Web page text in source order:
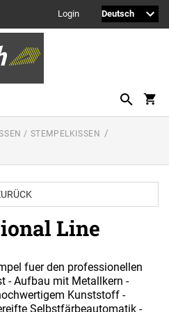
Login
/ STEMPELKISSEN
Line
fuer den professionellen
- Aufbau mit Metallkern -
Kunststoff -
Selbstfärbeautomatik -